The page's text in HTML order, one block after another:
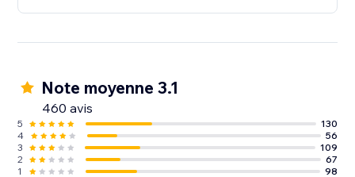
Note moyenne 3.1
460 avis
5
130
4
56
3
109
2
67
1
98